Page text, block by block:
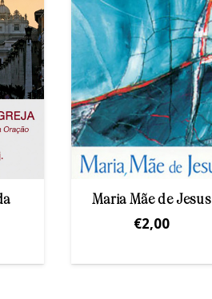
Maria Mãe de Jesus
€2,00